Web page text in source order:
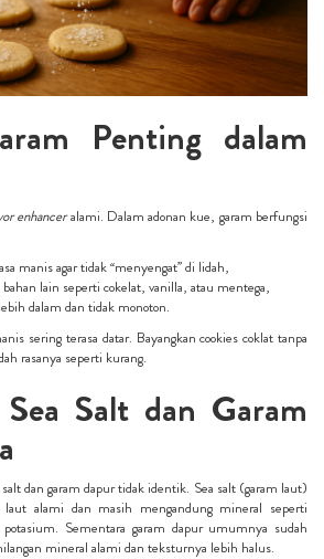
Penting dalam
enhanceralami. Dalam adonan kue, garam berfungsi
manis agar tidak “menyengat” di lidah,
lain seperti cokelat, vanilla, atau mentega,
dalam dan tidak monoton.
sering terasa datar. Bayangkan cookies coklat tanpa
rasanya seperti kurang.
Sea Salt dan Garam
dan garam dapur tidak identik. Sea salt (garam laut)
laut alami dan masih mengandung mineral seperti
Sementara garam dapur umumnya sudah
mineral alami dan teksturnya lebih halus.